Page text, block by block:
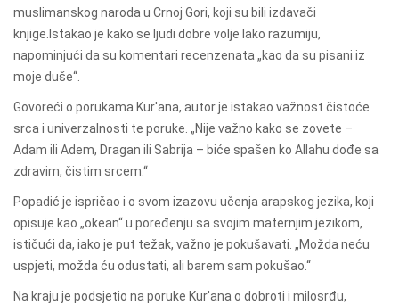
muslimanskog naroda u Crnoj Gori, koji su bili izdavači
knjige.Istakao je kako se ljudi dobre volje lako razumiju,
napominjući da su komentari recenzenata „kao da su pisani iz
moje duše“.
Govoreći o porukama Kur'ana, autor je istakao važnost čistoće
srca i univerzalnosti te poruke. „Nije važno kako se zovete –
Adam ili Adem, Dragan ili Sabrija – biće spašen ko Allahu dođe sa
zdravim, čistim srcem.“
Popadić je ispričao i o svom izazovu učenja arapskog jezika, koji
opisuje kao „okean“ u poređenju sa svojim maternjim jezikom,
ističući da, iako je put težak, važno je pokušavati. „Možda neću
uspjeti, možda ću odustati, ali barem sam pokušao.“
Na kraju je podsjetio na poruke Kur'ana o dobroti i milosrđu,